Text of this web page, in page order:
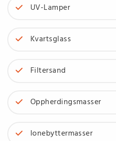
UV-Lamper
Kvartsglass
Filtersand
Oppherdingsmasser
Ionebyttermasser